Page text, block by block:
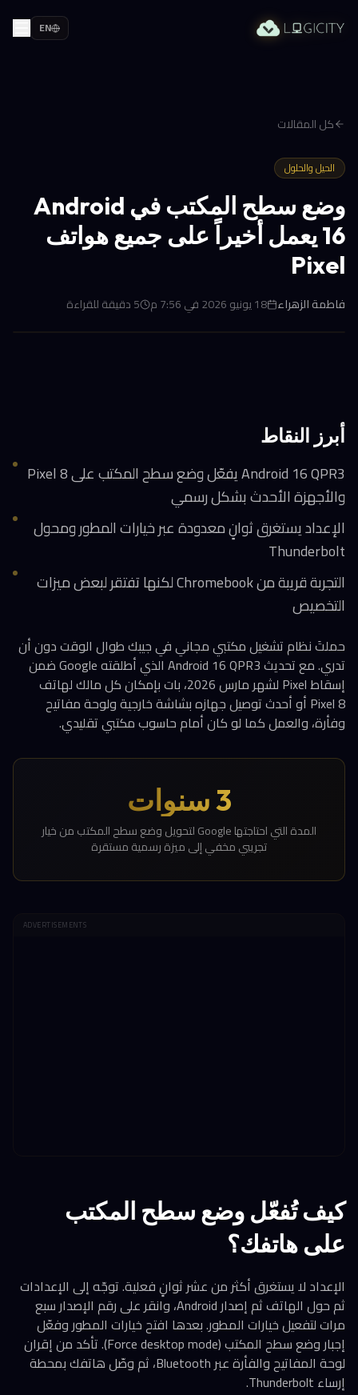
EN
كل المقالات
الحيل والحلول
وضع سطح المكتب في Android
16 يعمل أخيراً على جميع هواتف
Pixel
فاطمة الزهراء 18 يونيو 2026 في 7:56 م 5دقيقة للقراءة
أبرز النقاط
Android 16 QPR3 يفعّل وضع سطح المكتب على Pixel 8
والأجهزة الأحدث بشكل رسمي
الإعداد يستغرق ثوانٍ معدودة عبر خيارات المطور ومحول
Thunderbolt
التجربة قريبة من Chromebook لكنها تفتقر لبعض ميزات
التخصيص
حملتَ نظام تشغيل مكتبي مجاني في جيبك طوال الوقت دون أن
تدري. مع تحديث Android 16 QPR3 الذي أطلقته Google ضمن
إسقاط Pixel لشهر مارس 2026، بات بإمكان كل مالك لهاتف
Pixel 8 أو أحدث توصيل جهازه بشاشة خارجية ولوحة مفاتيح
وفأرة، والعمل كما لو كان أمام حاسوب مكتبي تقليدي.
3 سنوات
المدة التي احتاجتها Google لتحويل وضع سطح المكتب من خيار
تجريبي مخفي إلى ميزة رسمية مستقرة
ADVERTISEMENTS
كيف تُفعّل وضع سطح المكتب
على هاتفك؟
الإعداد لا يستغرق أكثر من عشر ثوانٍ فعلية. توجّه إلى الإعدادات
ثم حول الهاتف ثم إصدار Android، وانقر على رقم الإصدار سبع
مرات لتفعيل خيارات المطور. بعدها افتح خيارات المطور وفعّل
إجبار وضع سطح المكتب (Force desktop mode). تأكد من إقران
لوحة المفاتيح والفأرة عبر Bluetooth، ثم وصّل هاتفك بمحطة
إرساء Thunderbolt.